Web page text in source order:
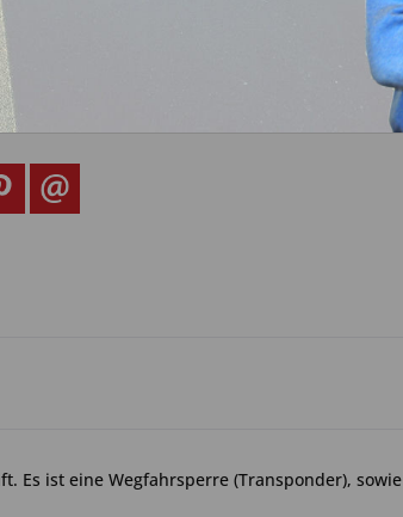
zum Artikel?
Es ist eine Wegfahrsperre (Transponder), sowie